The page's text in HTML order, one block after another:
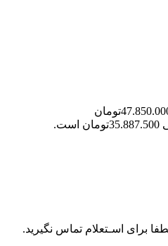
قیمت اصلی 47.850.000تومان
برای اسـتعلام تماس نگیرید.